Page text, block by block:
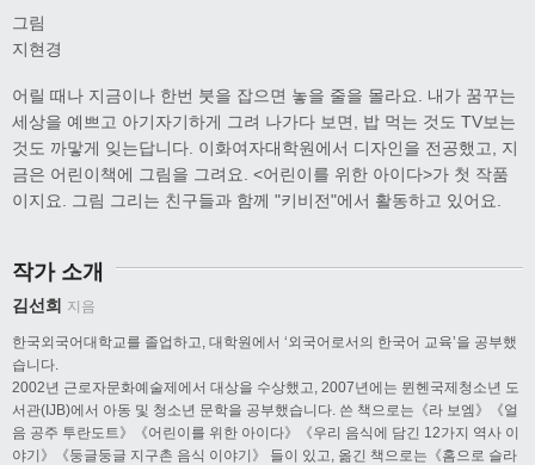
그림
지현경
어릴 때나 지금이나 한번 붓을 잡으면 놓을 줄을 몰라요. 내가 꿈꾸는
세상을 예쁘고 아기자기하게 그려 나가다 보면, 밥 먹는 것도 TV보는
것도 까맣게 잊는답니다. 이화여자대학원에서 디자인을 전공했고, 지
금은 어린이책에 그림을 그려요. <어린이를 위한 아이다>가 첫 작품
이지요. 그림 그리는 친구들과 함께 "키비전"에서 활동하고 있어요.
작가 소개
김선희 지음
한국외국어대학교를 졸업하고, 대학원에서 ‘외국어로서의 한국어 교육’을 공부했
습니다.
2002년 근로자문화예술제에서 대상을 수상했고, 2007년에는 뮌헨국제청소년 도
서관(IJB)에서 아동 및 청소년 문학을 공부했습니다. 쓴 책으로는《라 보엠》《얼
음 공주 투란도트》《어린이를 위한 아이다》《우리 음식에 담긴 12가지 역사 이
야기》《둥글둥글 지구촌 음식 이야기》 들이 있고, 옮긴 책으로는《홈으로 슬라